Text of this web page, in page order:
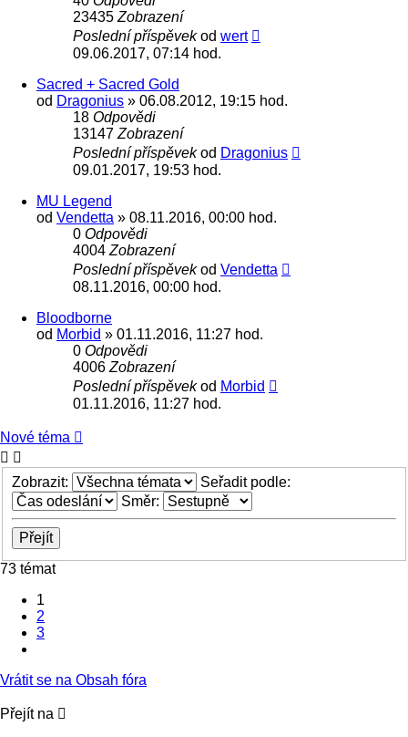
23435 Zobrazení
Poslední příspěvekod wert
09.06.2017, 07:14 hod.
Sacred + Sacred Gold
od Dragonius » 06.08.2012, 19:15 hod.
18 Odpovědi
13147 Zobrazení
Poslední příspěvekod Dragonius
09.01.2017, 19:53 hod.
MU Legend
od Vendetta » 08.11.2016, 00:00 hod.
0 Odpovědi
4004 Zobrazení
Poslední příspěvekod Vendetta
08.11.2016, 00:00 hod.
Bloodborne
od Morbid » 01.11.2016, 11:27 hod.
0 Odpovědi
4006 Zobrazení
Poslední příspěvekod Morbid
01.11.2016, 11:27 hod.
Nové téma
Zobrazit:
Seřadit podle:
Směr:
73 témat
1
2
3
Vrátit se na Obsah fóra
Přejít na